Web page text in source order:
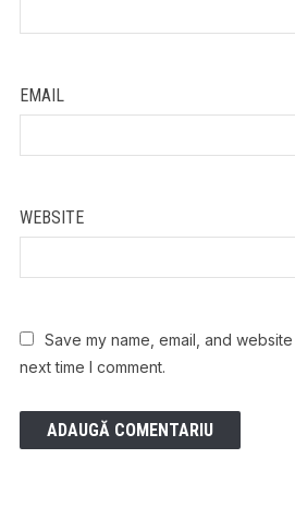
EMAIL
WEBSITE
Save my name, email, and
next time I comment.